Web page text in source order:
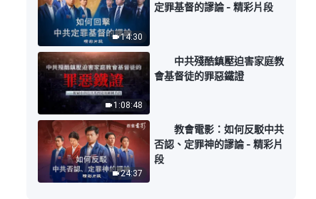
14:30
定罪基督的謬論 - 精彩片段
1:08:48
中共殘酷鎮壓迫害家庭教
會基督徒的罪惡鐵證
24:37
教會電影：如何反駁中共
否認、定罪神的謬論 - 精彩片
段